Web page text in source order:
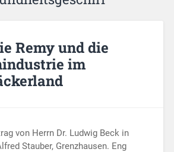
Remy und die
im
von Herrn Dr. Ludwig Beck in
Stauber, Grenzhausen. Eng